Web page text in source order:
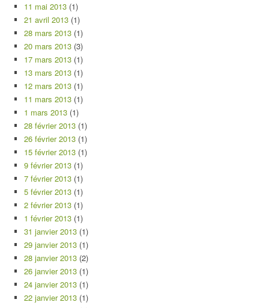
11 mai 2013 (1)
21 avril 2013 (1)
28 mars 2013 (1)
20 mars 2013 (3)
17 mars 2013 (1)
13 mars 2013 (1)
12 mars 2013 (1)
11 mars 2013 (1)
1 mars 2013 (1)
28 février 2013 (1)
26 février 2013 (1)
15 février 2013 (1)
9 février 2013 (1)
7 février 2013 (1)
5 février 2013 (1)
2 février 2013 (1)
1 février 2013 (1)
31 janvier 2013 (1)
29 janvier 2013 (1)
28 janvier 2013 (2)
26 janvier 2013 (1)
24 janvier 2013 (1)
22 janvier 2013 (1)